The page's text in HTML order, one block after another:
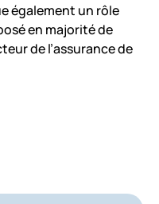
également un rôle
en majorité de
de l’assurance de